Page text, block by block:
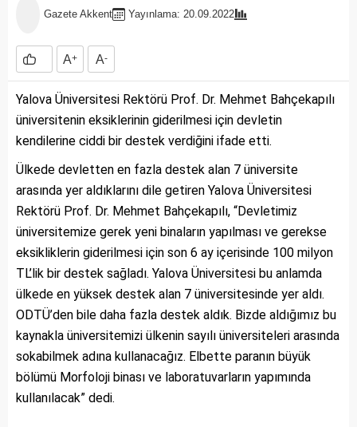
Gazete Akkent Yayınlama: 20.09.2022
A+ A-
Yalova Üniversitesi Rektörü Prof. Dr. Mehmet Bahçekapılı
üniversitenin eksiklerinin giderilmesi için devletin
kendilerine ciddi bir destek verdiğini ifade etti.
Ülkede devletten en fazla destek alan 7 üniversite
arasında yer aldıklarını dile getiren Yalova Üniversitesi
Rektörü Prof. Dr. Mehmet Bahçekapılı, “Devletimiz
üniversitemize gerek yeni binaların yapılması ve gerekse
eksikliklerin giderilmesi için son 6 ay içerisinde 100 milyon
TL’lik bir destek sağladı. Yalova Üniversitesi bu anlamda
ülkede en yüksek destek alan 7 üniversitesinde yer aldı.
ODTÜ’den bile daha fazla destek aldık. Bizde aldığımız bu
kaynakla üniversitemizi ülkenin sayılı üniversiteleri arasında
sokabilmek adına kullanacağız. Elbette paranın büyük
bölümü Morfoloji binası ve laboratuvarların yapımında
kullanılacak” dedi.